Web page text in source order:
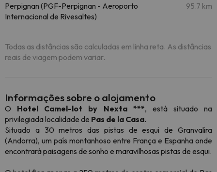
Perpignan (PGF-Perpignan - Aeroporto
Internacional de Rivesaltes)
95.7 km
Todas as distâncias são calculadas em linha reta. As distâncias
reais de viagem podem variar.
Informações sobre o alojamento
O Hotel Camel-lot by Nexta ***, está situado na
privilegiada localidade de Pas de la Casa.
Situado a 30 metros das pistas de esqui de Granvalira
(Andorra), um país montanhoso entre França e Espanha onde
encontrará paisagens de sonho e maravilhosas pistas de esqui.